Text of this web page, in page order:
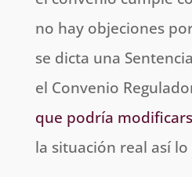
no hay objeciones
se dicta una
el Convenio
que podría
la situación real así